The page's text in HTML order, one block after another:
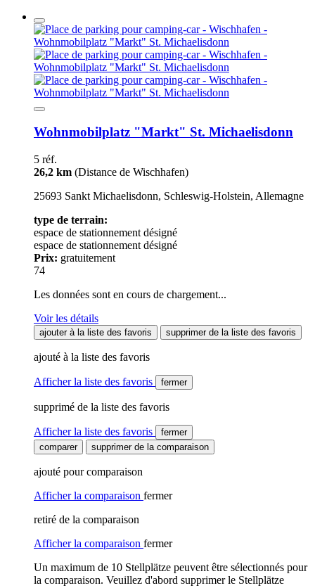
Wohnmobilplatz "Markt" St. Michaelisdonn
5 réf.
26,2 km (Distance de Wischhafen)
25693 Sankt Michaelisdonn, Schleswig-Holstein, Allemagne
type de terrain:
espace de stationnement désigné
espace de stationnement désigné
Prix: gratuitement
74
Les données sont en cours de chargement...
Voir les détails
ajouter à la liste des favoris supprimer de la liste des favoris
ajouté à la liste des favoris
Afficher la liste des favoris fermer
supprimé de la liste des favoris
Afficher la liste des favoris
fermer
comparer
supprimer de la comparaison
ajouté pour comparaison
Afficher la comparaison fermer
retiré de la comparaison
Afficher la comparaison fermer
Un maximum de 10 Stellplätze peuvent être sélectionnés pour
la comparaison. Veuillez d'abord supprimer le Stellplätze